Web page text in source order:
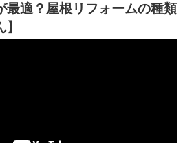
最適？屋根リフォームの種類